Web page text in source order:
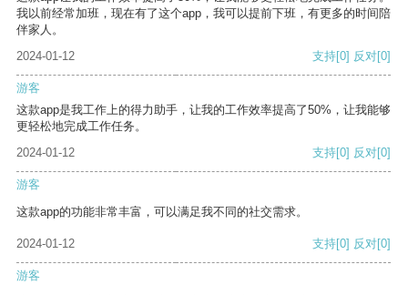
我以前经常加班，现在有了这个app，我可以提前下班，有更多的时间陪
伴家人。
2024-01-12
支持[0] 反对[0]
游客
这款app是我工作上的得力助手，让我的工作效率提高了50%，让我能够
更轻松地完成工作任务。
2024-01-12
支持[0] 反对[0]
游客
这款app的功能非常丰富，可以满足我不同的社交需求。
2024-01-12 支持[0] 反对[0]
游客